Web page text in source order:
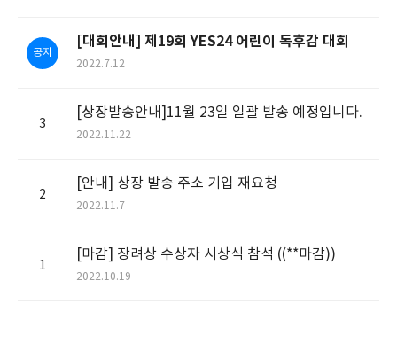
공지
[대회안내] 제19회 YES24 어린이 독후감 대회
2022.7.12
3
[상장발송안내]11월 23일 일괄 발송 예정입니다.
2022.11.22
2
[안내] 상장 발송 주소 기입 재요청
2022.11.7
1
[마감] 장려상 수상자 시상식 참석 ((**마감))
2022.10.19